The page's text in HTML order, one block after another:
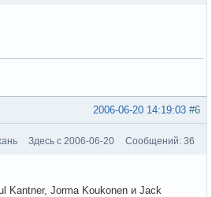
#6
2006-06-20 14:19:03
Здесь с 2006-06-20 Сообщений: 36
Kantner, Jorma Koukonen и Jack